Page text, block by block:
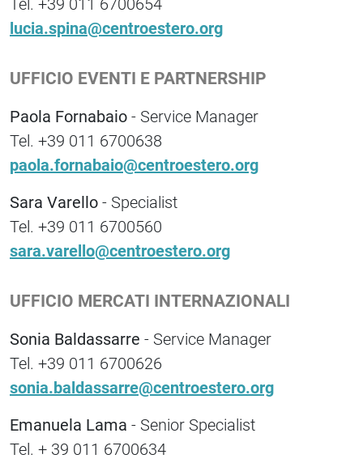
Tel. +39 011 6700654
lucia.spina@centroestero.org
UFFICIO EVENTI E PARTNERSHIP
Paola Fornabaio - Service Manager
Tel. +39 011 6700638
paola.fornabaio@centroestero.org
Sara Varello - Specialist
Tel. +39 011 6700560
sara.varello@centroestero.org
UFFICIO MERCATI INTERNAZIONALI
Sonia Baldassarre - Service Manager
Tel. +39 011 6700626
sonia.baldassarre@centroestero.org
Emanuela Lama - Senior Specialist
Tel. + 39 011 6700634